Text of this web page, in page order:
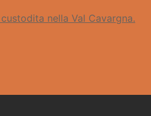
nella Val Cavargna.